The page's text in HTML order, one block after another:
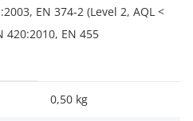
EN 374-2 (Level 2, AQL <
420:2010, EN 455
0,50 kg